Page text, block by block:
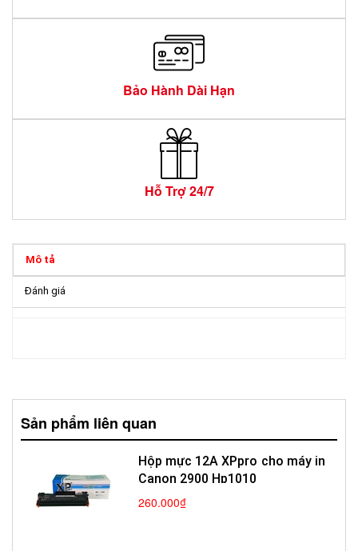
Bảo Hành Dài Hạn
Hỗ Trợ 24/7
Mô tả
Đánh giá
Sản phẩm liên quan
Hộp mực 12A XPpro cho máy in
Canon 2900 Hp1010
260.000₫